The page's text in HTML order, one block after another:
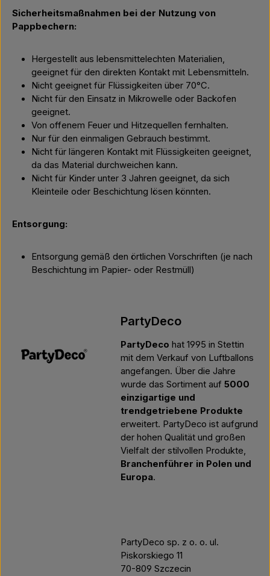
Sicherheitsmaßnahmen bei der Nutzung von
Pappbechern:
Hergestellt aus lebensmittelechten Materialien,
geeignet für den direkten Kontakt mit Lebensmitteln.
Nicht geeignet für Flüssigkeiten über 70°C.
Nicht für den Einsatz in Mikrowelle oder Backofen
geeignet.
Von offenem Feuer und Hitzequellen fernhalten.
Nur für den einmaligen Gebrauch bestimmt.
Nicht für längeren Kontakt mit Flüssigkeiten geeignet,
da das Material durchweichen kann.
Nicht für Kinder unter 3 Jahren geeignet, da sich
Kleinteile oder Beschichtung lösen könnten.
Entsorgung:
Entsorgung gemäß den örtlichen Vorschriften (je nach
Beschichtung im Papier- oder Restmüll)
PartyDeco
PartyDeco hat 1995 in Stettin
mit dem Verkauf von Luftballons
angefangen. Über die Jahre
wurde das Sortiment auf 5000
einzigartige und
trendgetriebene Produkte
erweitert. PartyDeco ist aufgrund
der hohen Qualität und großen
Vielfalt der stilvollen Produkte,
Branchenführer in Polen und
Europa.
PartyDeco sp. z o. o. ul.
Piskorskiego 11
70-809 Szczecin